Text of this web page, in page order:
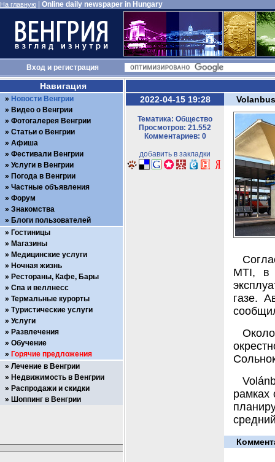
На главную Online daily newspaper in Hungary
Входи регистрация
2022-04-15 19:28
Тематика: Общество
Просмотров: 21.552
Комментариев: 0
добавить в закладки
MTI,
газе.
рамках
Навигация
Новости Венгрии
Видео о Венгрии
Фотогалерея Венгрии
Статьи о Венгрии
Афиша
Фестивали Венгрии
Услуги в Венгрии
Погода в Венгрии
Частные объявления
Форум
Знакомства
Блоги пользователей
Гостиницы
Магазины
Медицинские услуги
Ночная жизнь
Рестораны, Кафе, Бары
Спа и веллнесс
Термальные курорты
Туристические услуги
Услуги
Развлечения
Обучение
Горячие предложения
Лечение в Венгрии
Недвижимость в Венгрии
Распродажи и скидки
Шоппинг в Венгрии